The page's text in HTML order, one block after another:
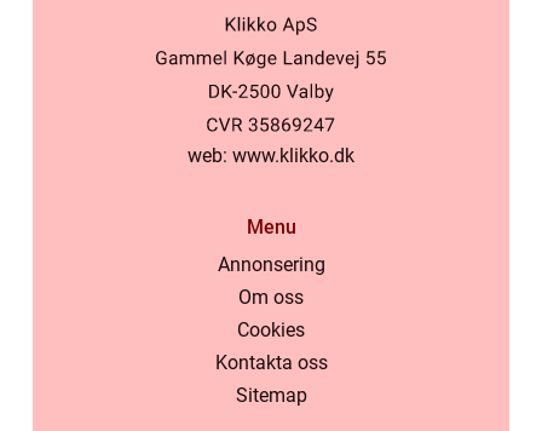
web: www.klikko.dk
Menu
Annonsering
Om oss
Cookies
Kontakta oss
Sitemap